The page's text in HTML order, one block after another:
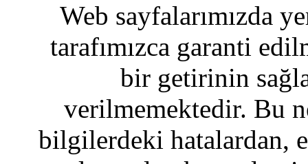
Web sayfalarımızda
tarafımızca garanti
bir getirinin
verilmemektedir. Bu
bilgilerdeki hatalardan,